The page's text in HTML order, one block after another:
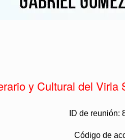
y Cultural del Virla
ID de reunión:
Código de